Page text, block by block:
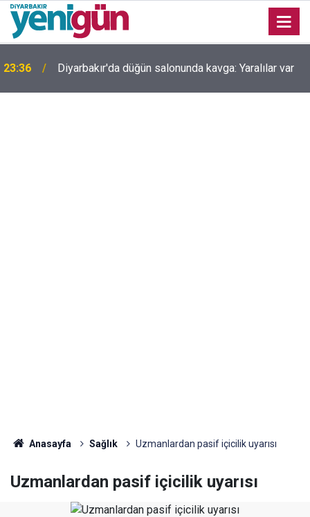
23:36 Diyarbakır'da düğün salonunda kavga: Yaralılar var
Anasayfa Sağlık Uzmanlardan pasif içicilik uyarısı
Uzmanlardan pasif içicilik uyarısı